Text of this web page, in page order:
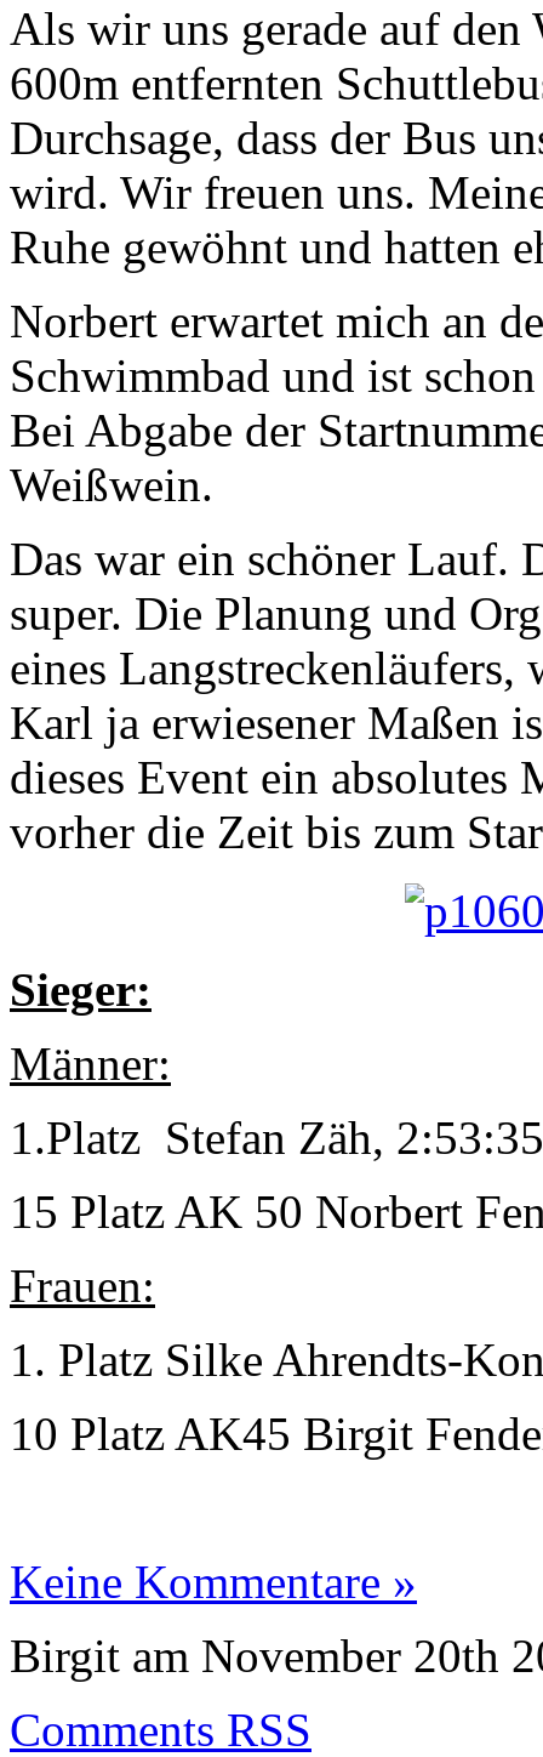
Als wir uns gerade auf den
600m entfernten
Durchsage, dass der Bus
wird. Wir freuen uns.
Ruhe gewöhnt und hatten
Norbert erwartet mich an
Schwimmbad und ist
Bei Abgabe der
Weißwein.
Das war ein schöner Lauf.
super. Die Planung und
eines Langstreckenläufers,
Karl ja erwiesener Maßen
dieses Event ein absolutes
vorher die Zeit bis zum
Sieger:
Männer:
1.Platz Stefan Zäh,
15 Platz AK 50 Norbert
Frauen:
1. Platz Silke Ahrendts-
10 Platz AK45 Birgit
Keine Kommentare »
Birgit am November 20th
Comments RSS